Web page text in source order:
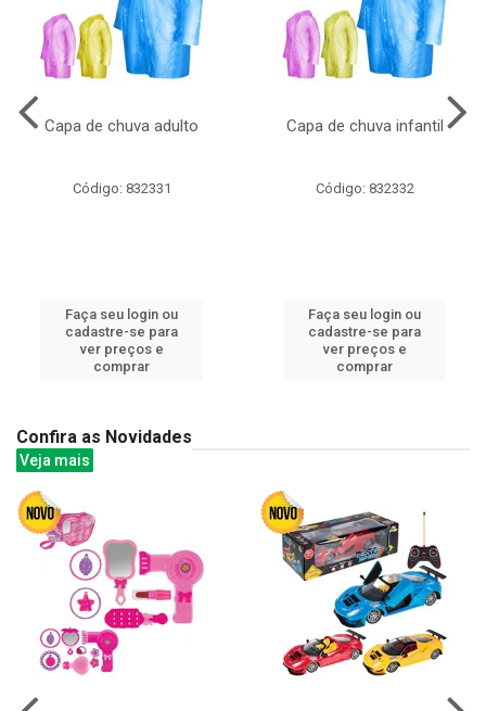
Capa de chuva adulto
Código: 832331
Faça seu login ou
cadastre-se para
ver preços e
comprar
Capa de chuva infantil
Código: 832332
Faça seu login ou
cadastre-se para
ver preços e
comprar
Confira as Novidades
Veja mais